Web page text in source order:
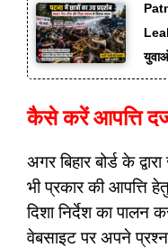
कैसे करें आपत्ति
अगर बिहार बोर्ड के
भी प्रकार की आपत्ति
दिशा निर्देश का पालन
वेबसाइट पर अपने